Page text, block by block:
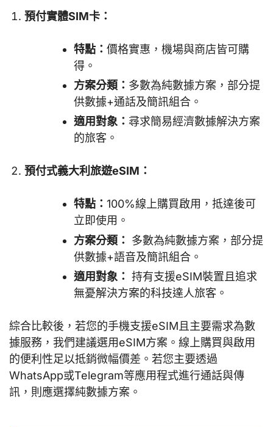
預付實體SIM卡：
特點： 價格實惠，機場與商店皆可購
得。
方案分類： 多數為純數據方案，部分提
供數據+通話及簡訊組合。
適用對象： 尋求簡易經濟數據解決方案
的旅客。
預付式義大利旅遊eSIM：
特點： 100%線上購買啟用，抵達後可
立即使用。
方案分類：
多數為純數據方案，部分提
供數據+語音及簡訊組合。
適用對象： 持有支援eSIM裝置且追求
無憂解決方案的科技達人旅客。
綜合比較後，若您的手機支援eSIM且主要需求為數
據服務，我們建議選用eSIM方案。線上購買與啟用
的便利性足以抵銷微幅價差。若您主要透過
WhatsApp或Telegram等應用程式進行通話與傳
訊，則應選擇純數據方案。